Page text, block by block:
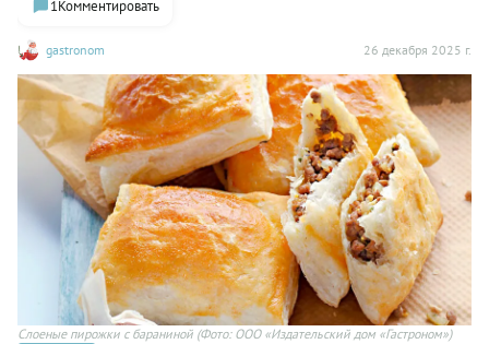
gastronom 26 декабря 2025 г.
1Комментировать
Слоеные пирожки с бараниной (Фото: ООО «Издательский дом «Гастроном»)